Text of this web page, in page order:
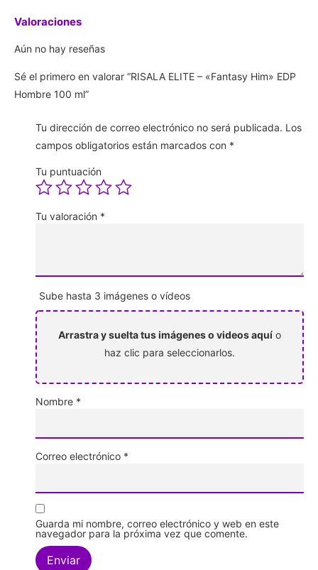
Valoraciones
Aún no hay reseñas
Sé el primero en valorar “RISALA ELITE – «Fantasy Him» EDP
Hombre 100 ml”
Tu dirección de correo electrónico no será publicada. Los
campos obligatorios están marcados con *
Tu puntuación
Tu valoración *
Sube hasta 3 imágenes o vídeos
Arrastra y suelta tus imágenes o videos aquí o
haz clic para seleccionarlos.
Nombre *
Correo electrónico *
Guarda mi nombre, correo electrónico y web en este
navegador para la próxima vez que comente.